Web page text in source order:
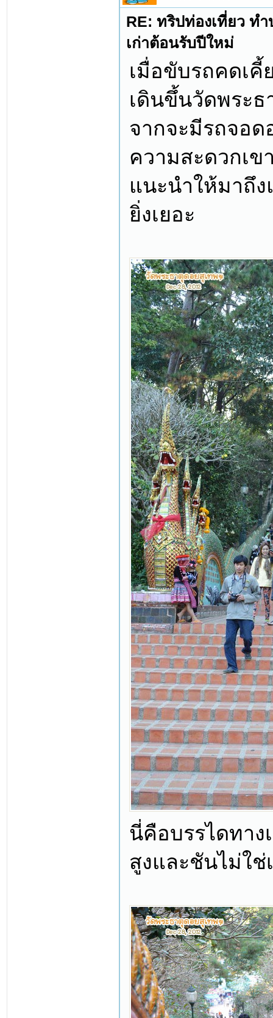
RE: ทริปท่องเที่ยว ท
เก่าต้อนรับปีใหม่
เมื่อขับรถคดเคี้
เดินขึ้นวัดพระธ
จากจะมีรถจอ
ความสะดวกเ
แนะนำให้มาถึง
ยิ่งเยอะ
นี่คือบรรไดทา
สูงและชันไม่ใช่